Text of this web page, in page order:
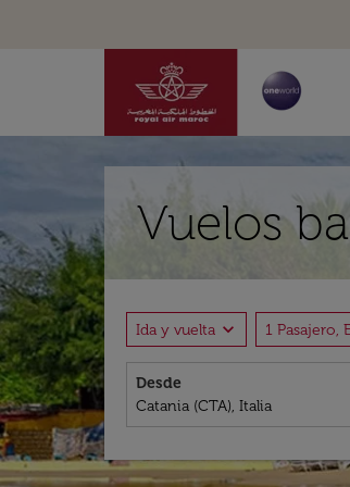
Vuelos
Ida y vuelta expand_more 1 Pasajero,
Desde